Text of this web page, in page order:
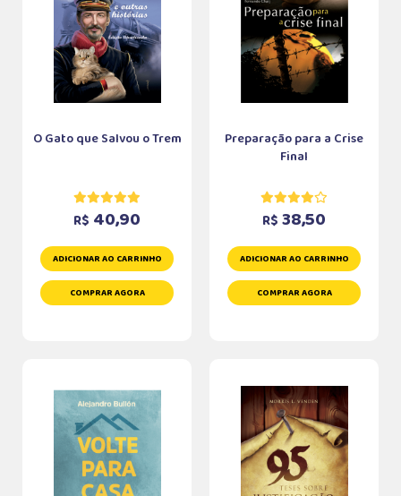
O Gato que Salvou o Trem
R$ 40,90
ADICIONAR AO CARRINHO
COMPRAR AGORA
Preparação para a Crise
Final
R$ 38,50
ADICIONAR AO CARRINHO
COMPRAR AGORA